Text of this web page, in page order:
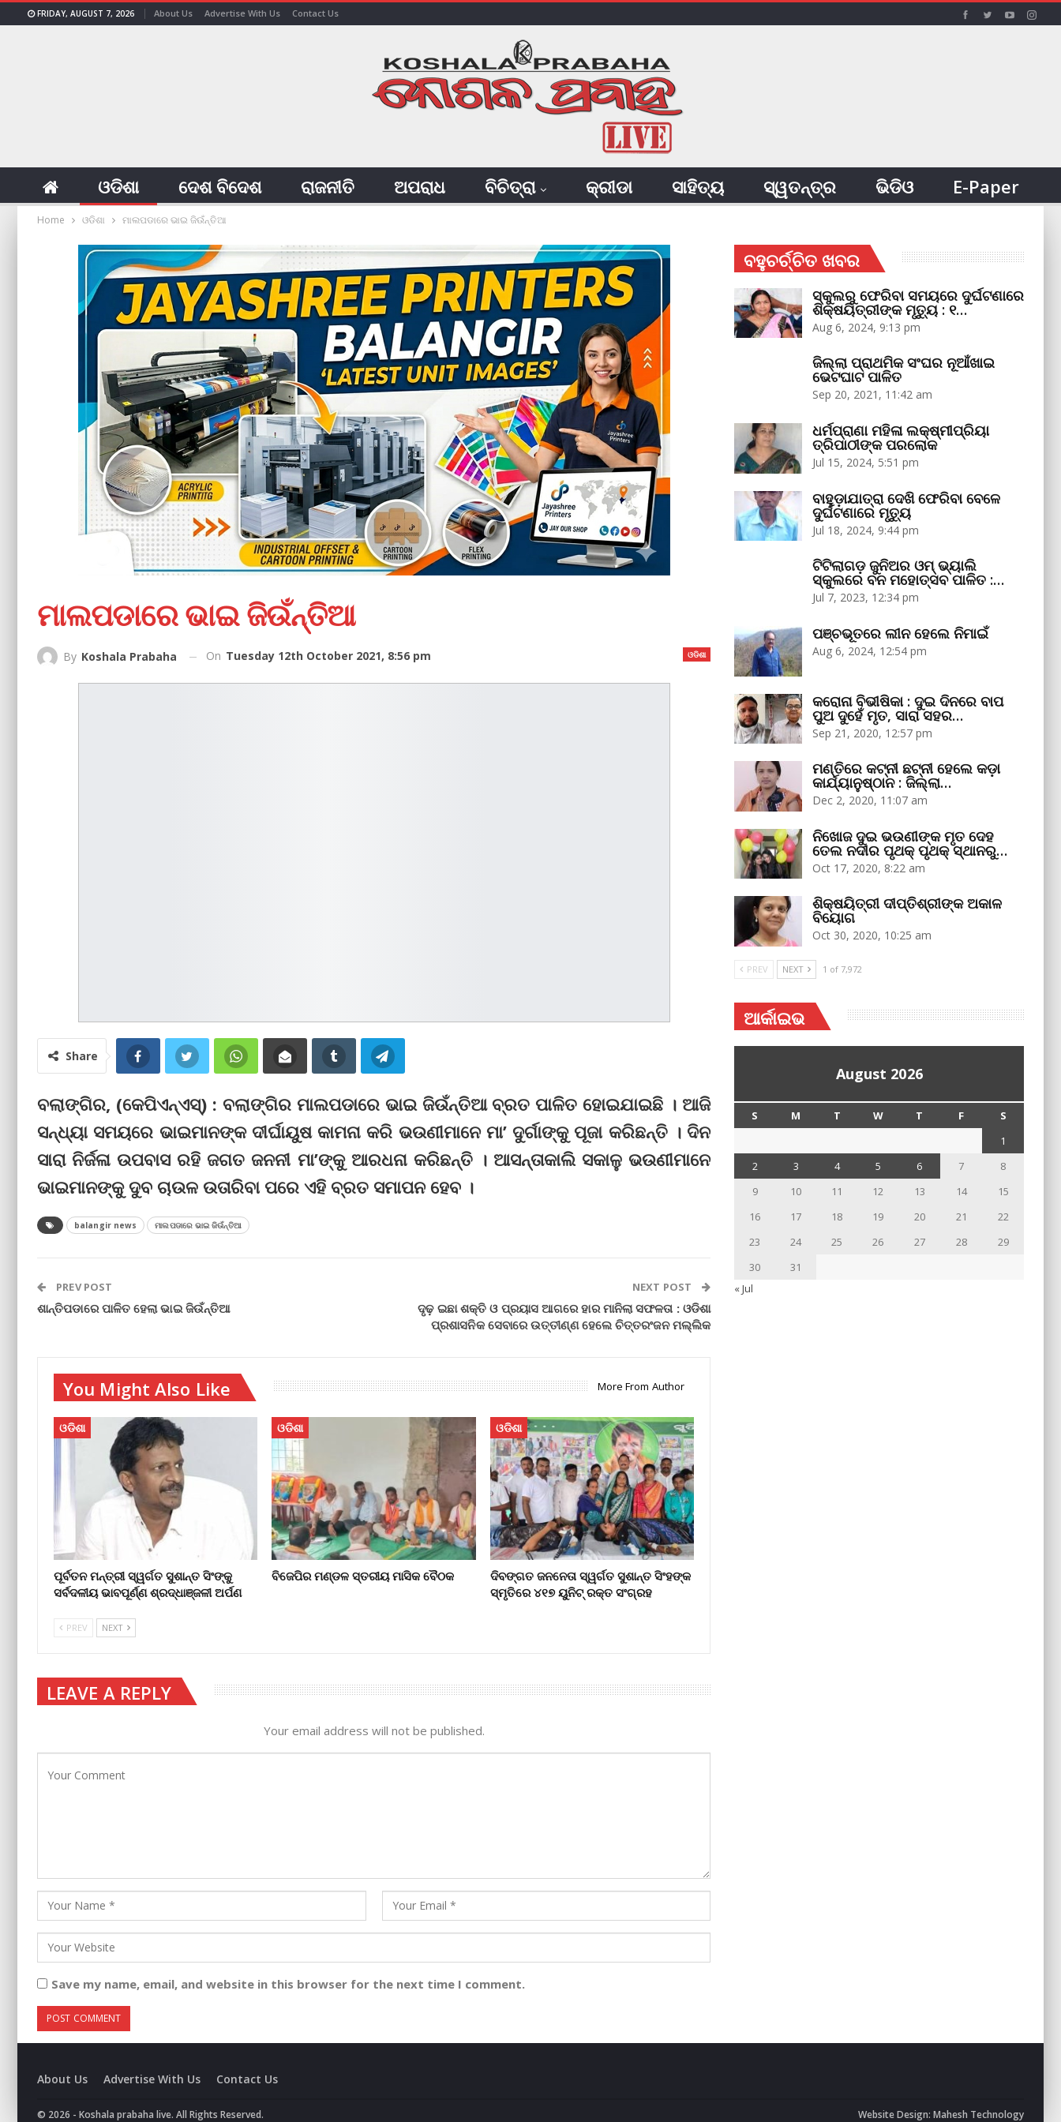
FRIDAY, AUGUST 7, 2026 About Us Advertise With Us Contact Us
ଓଡିଶା ଦେଶ ବିଦେଶ ରାଜନୀତି ଅପରାଧ ବିଚିତ୍ରା କ୍ରୀଡା ସାହିତ୍ୟ ସ୍ୱତନ୍ତ୍ର ଭିଡିଓ E-Paper
Home ଓଡିଶା ମାଲପଡାରେ ଭାଇ ଜିଉଁନ୍ତିଆ
ମାଲପଡାରେ ଭାଇ ଜିଉଁନ୍ତିଆ
ଓଡିଶା
By Koshala Prabaha On Tuesday 12th October 2021, 8:56 pm
Share
ବଲାଙ୍ଗିର, (କେପିଏନ୍‌ଏସ୍‌) : ବଲାଙ୍ଗିର ମାଲପଡାରେ ଭାଇ ଜିଉଁନ୍ତିଆ ବ୍ରତ ପାଳିତ ହୋଇଯାଇଛି । ଆଜି
ସନ୍ଧ୍ୟା ସମୟରେ ଭାଇମାନଙ୍କ ଦୀର୍ଘାୟୁଷ କାମନା କରି ଭଉଣୀମାନେ ମା’ ଦୁର୍ଗାଙ୍କୁ ପୂଜା କରିଛନ୍ତି । ଦିନ
ସାରା ନିର୍ଜଳା ଉପବାସ ରହି ଜଗତ ଜନନୀ ମା’ଙ୍କୁ ଆରଧନା କରିଛନ୍ତି । ଆସନ୍ତାକାଲି ସକାଳୁ ଭଉଣୀମାନେ
ଭାଇମାନଙ୍କୁ ଦୁବ ଚାଉଳ ଉତାରିବା ପରେ ଏହି ବ୍ରତ ସମାପନ ହେବ ।
balangir news ମାଲପଡାରେ ଭାଇ ଜିଉଁନ୍ତିଆ
PREV POST
ଶାନ୍ତିପଡାରେ ପାଳିତ ହେଲା ଭାଇ ଜିଉଁନ୍ତିଆ
NEXT POST
ଦୃଢ଼ ଇଛା ଶକ୍ତି ଓ ପ୍ରୟାସ ଆଗରେ ହାର ମାନିଲା ସଫଳତା : ଓଡିଶା
ପ୍ରଶାସନିକ ସେବାରେ ଉତ୍ତୀଣ୍ଣ ହେଲେ ଚିତ୍ତରଂଜନ ମଲ୍ଲିକ
You Might Also Like More From Author
ଓଡିଶା
ପୂର୍ବତନ ମନ୍ତ୍ରୀ ସ୍ୱର୍ଗତ ସୁଶାନ୍ତ ସିଂଙ୍କୁ
ସର୍ବଦଳୀୟ ଭାବପୂର୍ଣ୍ଣ ଶ୍ରଦ୍ଧାଞ୍ଜଳୀ ଅର୍ପଣ
ଓଡିଶା
ବିଜେପିର ମଣ୍ଡଳ ସ୍ତରୀୟ ମାସିକ ବୈଠକ
ଓଡିଶା
ଦିବଙ୍ଗତ ଜନନେତା ସ୍ୱର୍ଗତ ସୁଶାନ୍ତ ସିଂହଙ୍କ
ସ୍ମୃତିରେ ୪୧୭ ୟୁନିଟ୍ ରକ୍ତ ସଂଗ୍ରହ
PREV NEXT
LEAVE A REPLY
Your email address will not be published.
Save my name, email, and website in this browser for the next time I comment.
ବହୁଚର୍ଚ୍ଚିତ ଖବର
ସ୍କୁଲରୁ ଫେରିବା ସମୟରେ ଦୁର୍ଘଟଣାରେ
ଶିକ୍ଷୟିତ୍ରୀଙ୍କ ମୃତ୍ୟୁ : ୧…
Aug 6, 2024, 9:13 pm
ଜିଲ୍ଲା ପ୍ରାଥମିକ ସଂଘର ନୂଆଁଖାଇ
ଭେଟଘାଟ ପାଳିତ
Sep 20, 2021, 11:42 am
ଧର୍ମପ୍ରାଣା ମହିଳା ଲକ୍ଷ୍ମୀପ୍ରିୟା
ତ୍ରିପାଠୀଙ୍କ ପରଲୋକ
Jul 15, 2024, 5:51 pm
ବାହୁଡ଼ାଯାତ୍ରା ଦେଖି ଫେରିବା ବେଳେ
ଦୁର୍ଘଟଣାରେ ମୃତ୍ୟୁ
Jul 18, 2024, 9:44 pm
ଟିଟିଲାଗଡ଼ ଜୁନିଅର ଓମ୍‌ ଭ୍ୟାଲି
ସ୍କୁଲରେ ବନ ମହୋତ୍ସବ ପାଳିତ :…
Jul 7, 2023, 12:34 pm
ପଞ୍ଚଭୂତରେ ଲୀନ ହେଲେ ନିମାଇଁ
Aug 6, 2024, 12:54 pm
କରୋନା ବିଭୀଷିକା : ଦୁଇ ଦିନରେ ବାପ
ପୁଅ ଦୁହେଁ ମୃତ, ସାରା ସହର…
Sep 21, 2020, 12:57 pm
ମଣ୍ତିରେ କଟ୍‌ନୀ ଛଟ୍‌ନୀ ହେଲେ କଡ଼ା
କାର୍ଯ୍ୟାନୁଷ୍ଠାନ : ଜିଲ୍ଲା…
Dec 2, 2020, 11:07 am
ନିଖୋଜ ଦୁଇ ଭଉଣୀଙ୍କ ମୃତ ଦେହ
ତେଲ ନଦୀର ପୃଥକ୍‌ ପୃଥକ୍‌ ସ୍ଥାନରୁ…
Oct 17, 2020, 8:22 am
ଶିକ୍ଷୟିତ୍ରୀ ଦୀପ୍ତିଶ୍ରୀଙ୍କ ଅକାଳ
ବିୟୋଗ
Oct 30, 2020, 10:25 am
PREV NEXT 1 of 7,972
ଆର୍କାଇଭ
August 2026
S M T W T F
S
1
2
3 4 5 6 7
8
9
10 11 12 13 14
15
16
17 18 19 20 21
22
23
24 25 26 27 28
29
30
31
« Jul
About Us Advertise With Us Contact Us
© 2026 - Koshala prabaha live. All Rights Reserved. Website Design: Mahesh Technology